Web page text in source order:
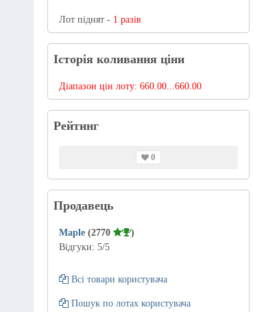
Лот піднят - 1 разів
Історія коливання ціни
Діапазон цін лоту: 660.00...660.00
Рейтинг
0
Продавець
Maple (2770
)
Відгуки: 5/5
Всі товари користувача
Пошук по лотах користувача